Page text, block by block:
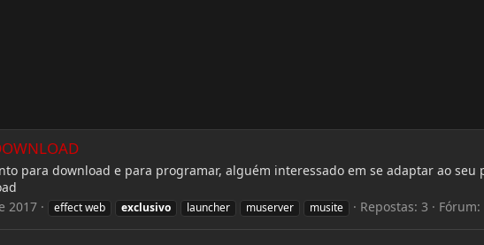
para download e para programar, alguém interessado em se adaptar ao
2017 effect web exclusivo launcher muserver musite Repostas: 3 Fórum: